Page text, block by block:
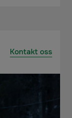
Kontakt oss